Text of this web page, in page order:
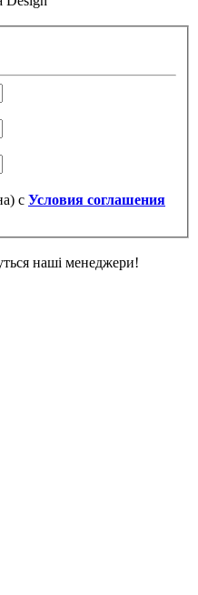
с Условия соглашения
наші менеджери!